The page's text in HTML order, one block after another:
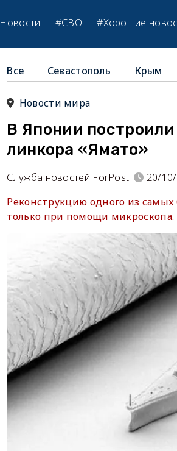
Новости #СВО #Хорошие
Все Севастополь Крым
Новости мира
В Японии
линкора «Ямато»
Служба новостей ForPost
20/
Реконструкцию одного из
только при помощи микроскопа.